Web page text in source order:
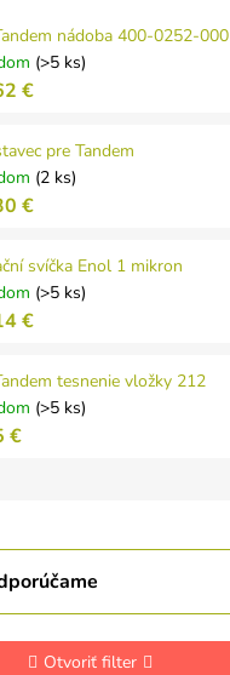
nádoba 400-0252-000
(>5 ks)
€
pre Tandem
(2 ks)
€
svíčka Enol 1 mikron
(>5 ks)
€
tesnenie vložky 212
(>5 ks)
€
Otvoriť filter